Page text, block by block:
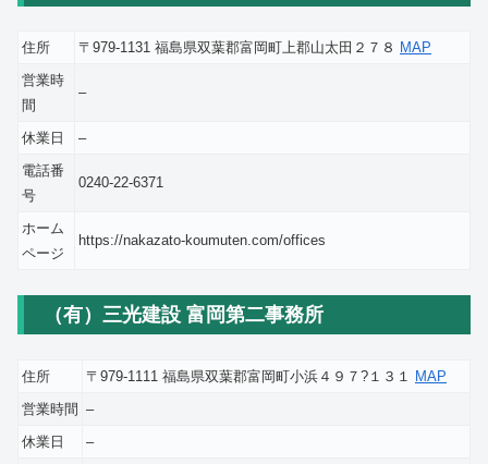
住所 〒979-1131 福島県双葉郡富岡町上郡山太田２７８ MAP
営業時
間
–
休業日
–
電話番
号
0240-22-6371
ホーム
ページ
https://nakazato-koumuten.com/offices
（有）三光建設 富岡第二事務所
住所 〒979-1111 福島県双葉郡富岡町小浜４９７?１３１
MAP
営業時間 –
休業日
–